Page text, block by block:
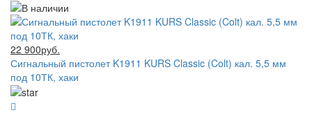
22 900руб.
Сигнальный пистолет K1911 KURS Classic (Colt) кал. 5,5 мм
под 10ТК, хаки